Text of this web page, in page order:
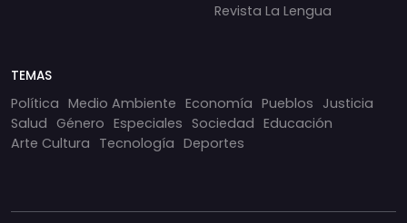
Revista La Lengua
TEMAS
Política Medio Ambiente Economía Pueblos Justicia
Salud Género Especiales Sociedad Educación
Arte Cultura Tecnología Deportes